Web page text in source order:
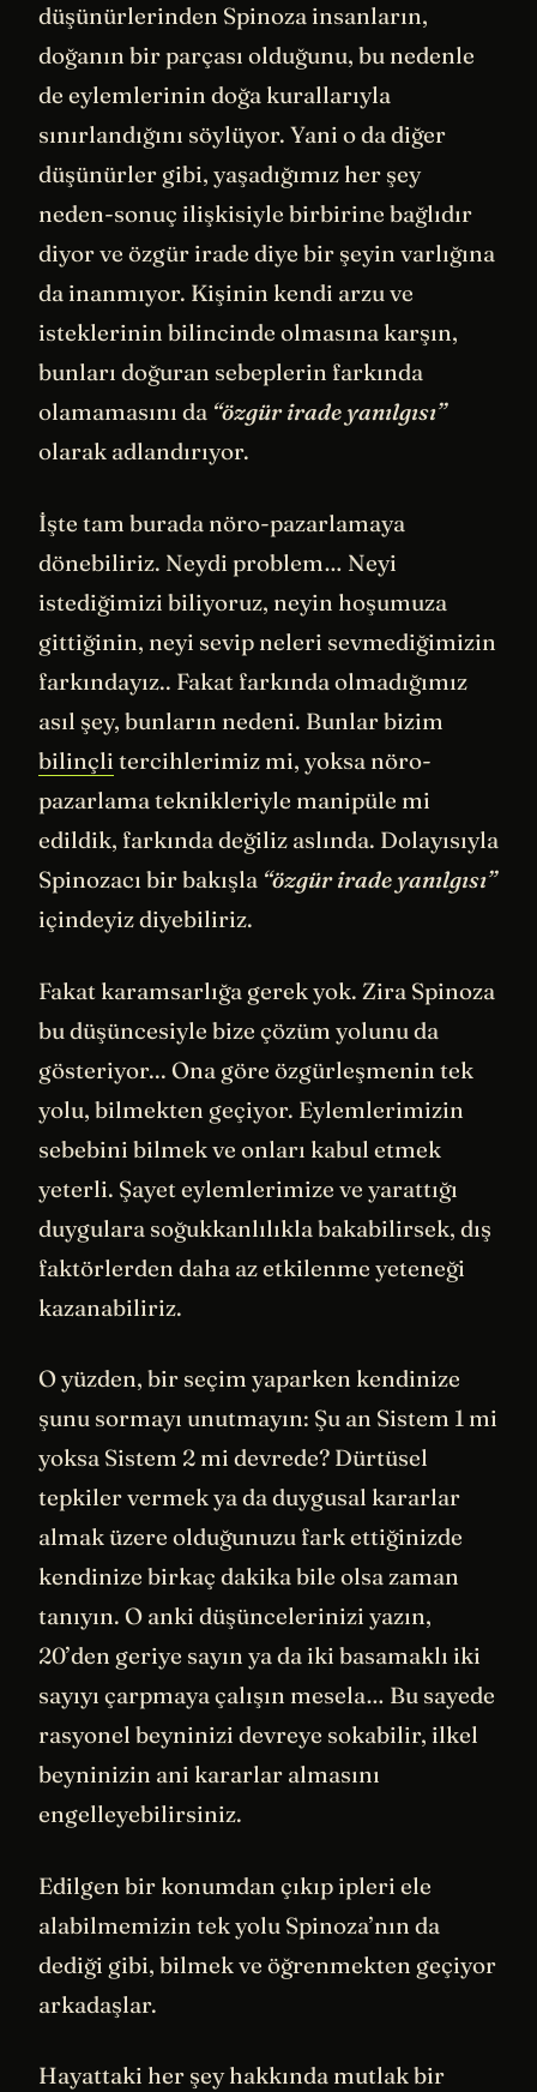
düşünürlerinden Spinoza insanların,
doğanın bir parçası olduğunu, bu nedenle
de eylemlerinin doğa kurallarıyla
sınırlandığını söylüyor. Yani o da diğer
düşünürler gibi, yaşadığımız her şey
neden-sonuç ilişkisiyle birbirine bağlıdır
diyor ve özgür irade diye bir şeyin varlığına
da inanmıyor. Kişinin kendi arzu ve
isteklerinin bilincinde olmasına karşın,
bunları doğuran sebeplerin farkında
olamamasını da “özgür irade yanılgısı”
olarak adlandırıyor.
İşte tam burada nöro-pazarlamaya
dönebiliriz. Neydi problem… Neyi
istediğimizi biliyoruz, neyin hoşumuza
gittiğinin, neyi sevip neleri sevmediğimizin
farkındayız.. Fakat farkında olmadığımız
asıl şey, bunların nedeni. Bunlar bizim
bilinçli tercihlerimiz mi, yoksa nöro-
pazarlama teknikleriyle manipüle mi
edildik, farkında değiliz aslında. Dolayısıyla
Spinozacı bir bakışla “özgür irade yanılgısı”
içindeyiz diyebiliriz.
Fakat karamsarlığa gerek yok. Zira Spinoza
bu düşüncesiyle bize çözüm yolunu da
gösteriyor... Ona göre özgürleşmenin tek
yolu, bilmekten geçiyor. Eylemlerimizin
sebebini bilmek ve onları kabul etmek
yeterli. Şayet eylemlerimize ve yarattığı
duygulara soğukkanlılıkla bakabilirsek, dış
faktörlerden daha az etkilenme yeteneği
kazanabiliriz.
O yüzden, bir seçim yaparken kendinize
şunu sormayı unutmayın: Şu an Sistem 1 mi
yoksa Sistem 2 mi devrede? Dürtüsel
tepkiler vermek ya da duygusal kararlar
almak üzere olduğunuzu fark ettiğinizde
kendinize birkaç dakika bile olsa zaman
tanıyın. O anki düşüncelerinizi yazın,
20’den geriye sayın ya da iki basamaklı iki
sayıyı çarpmaya çalışın mesela… Bu sayede
rasyonel beyninizi devreye sokabilir, ilkel
beyninizin ani kararlar almasını
engelleyebilirsiniz.
Edilgen bir konumdan çıkıp ipleri ele
alabilmemizin tek yolu Spinoza’nın da
dediği gibi, bilmek ve öğrenmekten geçiyor
arkadaşlar.
Hayattaki her şey hakkında mutlak bir